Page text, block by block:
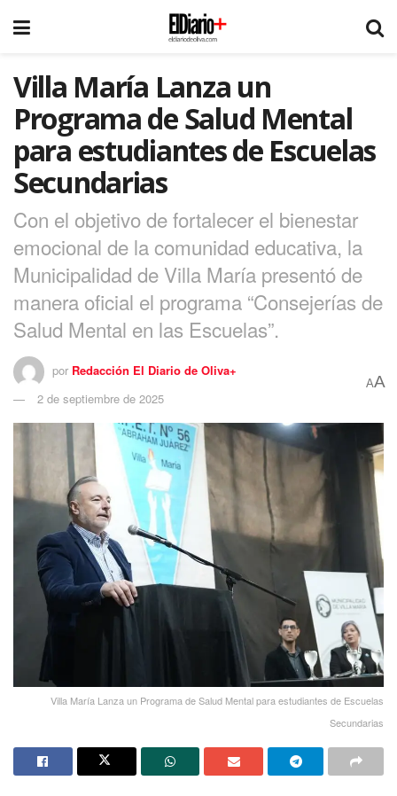
Villa María Lanza un
Programa de Salud Mental
para estudiantes de Escuelas
Secundarias
Con el objetivo de fortalecer el bienestar
emocional de la comunidad educativa, la
Municipalidad de Villa María presentó de
manera oficial el programa “Consejerías de
Salud Mental en las Escuelas”.
por Redacción El Diario de Oliva+
2 de septiembre de 2025
AA
Villa María Lanza un Programa de Salud Mental para estudiantes de Escuelas
Secundarias